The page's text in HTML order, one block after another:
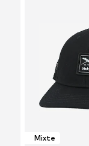
Mixte